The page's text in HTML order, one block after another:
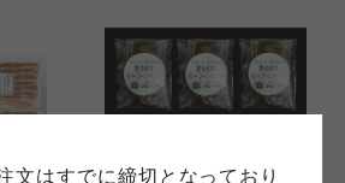
文はすでに締切となっており
利用約款の細則として規定さ
コープしが
ならびに各生協の「個人情報
ては各生協のボタンをクリッ
さい。
生協のボタンをクリックして
コープしが